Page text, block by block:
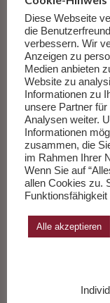
Fragen und die
___________
Die
Herausgegeben von
Zur Liste
Diese Webseite
die
verbessern. Wir
Anzeigen zu
Medien anbieten
Website zu
Informationen zu
unsere Partner
Analysen weiter.
Informationen
zusammen, die
im Rahmen Ihrer
Wenn Sie auf
allen Cookies zu.
Funktionsfähigkeit
Alle akzeptieren